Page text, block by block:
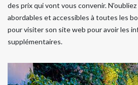
des prix qui vont vous convenir.
abordables et accessibles à toutes les
pour visiter son site web pour avoir les
supplémentaires.